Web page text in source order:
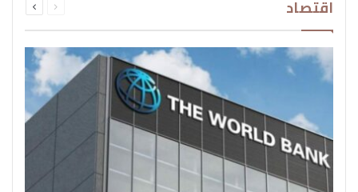
اقتصاد الصفحةالصفحة